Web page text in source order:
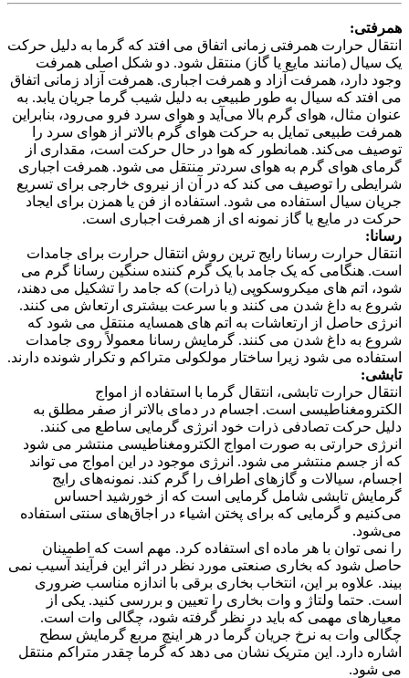
همرفتی:
انتقال حرارت همرفتی زمانی اتفاق می افتد که گرما به دلیل حرکت
یک سیال (مانند مایع یا گاز) منتقل شود. دو شکل اصلی همرفت
وجود دارد، همرفت آزاد و همرفت اجباری. همرفت آزاد زمانی اتفاق
می افتد که سیال به طور طبیعی به دلیل شیب گرما جریان یابد. به
عنوان مثال، هوای گرم بالا می‌آید و هوای سرد فرو می‌رود، بنابراین
همرفت طبیعی تمایل به حرکت هوای گرم بالاتر از هوای سرد را
توصیف می‌کند. همانطور که هوا در حال حرکت است، مقداری از
گرمای هوای گرم به هوای سردتر منتقل می شود. همرفت اجباری
شرایطی را توصیف می کند که در آن از نیروی خارجی برای تسریع
جریان سیال استفاده می شود. استفاده از فن یا همزن برای ایجاد
حرکت در مایع یا گاز نمونه ای از همرفت اجباری است.
رسانا:
انتقال حرارت رسانا رایج ترین روش انتقال حرارت برای جامدات
است. هنگامی که یک جامد با یک گرم کننده سنگین رسانا گرم می
شود، اتم های میکروسکوپی (یا ذرات) که جامد را تشکیل می دهند،
شروع به داغ شدن می کنند و با سرعت بیشتری ارتعاش می کنند.
انرژی حاصل از ارتعاشات به اتم های همسایه منتقل می شود که
شروع به داغ شدن می کنند. گرمایش رسانا معمولاً روی جامدات
استفاده می شود زیرا ساختار مولکولی متراکم و تکرار شونده دارند.
تابشی:
انتقال حرارت تابشی، انتقال گرما با استفاده از امواج
الکترومغناطیسی است. اجسام در دمای بالاتر از صفر مطلق به
دلیل حرکت تصادفی ذرات خود انرژی گرمایی ساطع می کنند.
انرژی حرارتی به صورت امواج الکترومغناطیسی منتشر می شود
که از جسم منتشر می شود. انرژی موجود در این امواج می تواند
اجسام، سیالات و گازهای اطراف را گرم کند. نمونه‌های رایج
گرمایش تابشی شامل گرمایی است که از خورشید احساس
می‌کنیم و گرمایی که برای پختن اشیاء در اجاق‌های سنتی استفاده
می‌شود.
را نمی توان با هر ماده ای استفاده کرد. مهم است که اطمینان
حاصل شود که بخاری صنعتی مورد نظر در اثر این فرآیند آسیب نمی
بیند. علاوه بر این، انتخاب بخاری برقی با اندازه مناسب ضروری
است. حتما ولتاژ و وات بخاری را تعیین و بررسی کنید. یکی از
معیارهای مهمی که باید در نظر گرفته شود، چگالی وات است.
چگالی وات به نرخ جریان گرما در هر اینچ مربع گرمایش سطح
اشاره دارد. این متریک نشان می دهد که گرما چقدر متراکم منتقل
می شود.